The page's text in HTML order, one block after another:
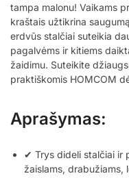
tampa malonu! Vaikams
kraštais užtikrina
erdvūs stalčiai suteikia
pagalvėms ir kitiems
žaidimu. Suteikite
praktiškomis HOMCOM
Aprašymas:
✔ Trys dideli stalčiai ir
žaislams, drabužiams,